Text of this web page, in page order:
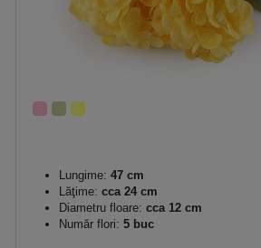
Lungime: 47 cm
Lăţime: cca 24 cm
Diametru floare: cca 12 cm
Număr flori: 5 buc